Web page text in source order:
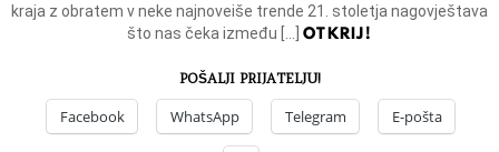
kraja z obratem v neke najnoveiše trende 21. stoletja nagovještava
što nas čeka između […] OTKRIJ!
POŠALJI PRIJATELJU!
Facebook WhatsApp Telegram E-pošta